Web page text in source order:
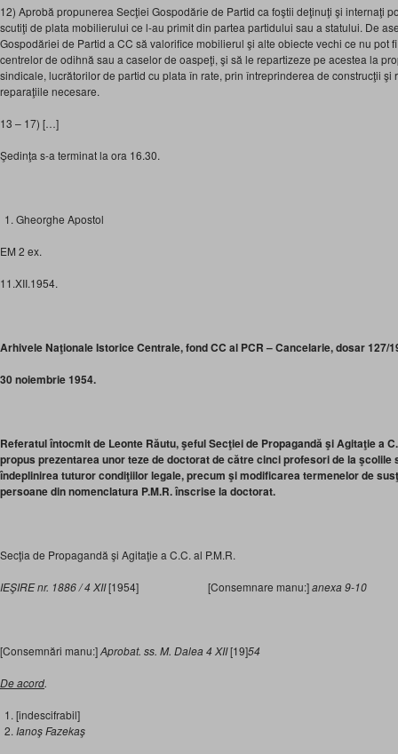
12) Aprobă propunerea Secţiei Gospodărie de Partid ca foştii deţinuţi şi internaţi
scutiţi de plata mobilierului ce l-au primit din partea partidului sau a statului. De
Gospodăriei de Partid a CC să valorifice mobilierul şi alte obiecte vechi ce nu pot
centrelor de odihnă sau a caselor de oaspeţi, şi să le repartizeze pe acestea la
sindicale, lucrătorilor de partid cu plata în rate, prin întreprinderea de construcţii şi
reparaţiile necesare.
13 – 17) […]
Şedinţa s-a terminat la ora 16.30.
Gheorghe Apostol
EM 2 ex.
11.XII.1954.
Arhivele Naţionale Istorice Centrale, fond CC al PCR – Cancelarie, dosar 127/
30 noiembrie 1954.
Referatul întocmit de Leonte Răutu, şeful Secţiei de Propagandă şi Agitaţie a
propus prezentarea unor teze de doctorat de către cinci profesori de la şcolile
îndeplinirea tuturor condiţiilor legale, precum şi modificarea termenelor de
persoane din nomenclatura P.M.R. înscrise la doctorat.
Secţia de Propagandă şi Agitaţie a C.C. al P.M.R.
IEŞIRE nr. 1886 / 4 XII[1954] [Consemnare manu:]anexa 9-10
[Consemnări manu:]Aprobat. ss. M. Dalea 4 XII[19]54
De acord.
[indescifrabil]
Ianoş Fazekaş